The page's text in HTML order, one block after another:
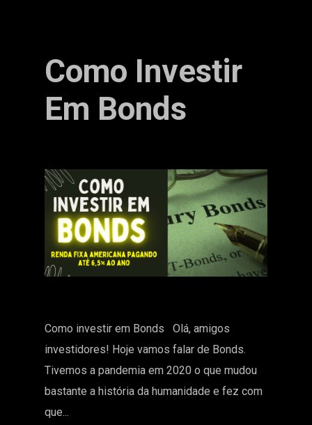
Como Investir
Em Bonds
Como investir em Bonds Olá, amigos
investidores! Hoje vamos falar de Bonds.
Tivemos a pandemia em 2020 o que mudou
bastante a história da humanidade e fez com
que...